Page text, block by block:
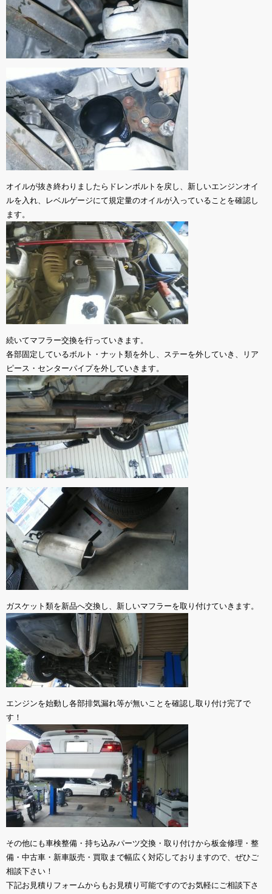
オイルが抜き終わりましたらドレンボルトを戻し、新しいエンジンオイ
ルを入れ、レベルゲージにて規定量のオイルが入っていることを確認し
ます。
続いてマフラー交換を行っていきます。
各部固定しているボルト・ナット類を外し、ステーを外していき、リア
ピース・センターパイプを外していきます。
ガスケット類を新品へ交換し、新しいマフラーを取り付けていきます。
エンジンを始動し各部排気漏れ等が無いことを確認し取り付け完了で
す！
その他にも車検整備・持ち込みパーツ交換・取り付けから板金修理・整
備・中古車・新車販売・買取まで幅広く対応しておりますので、ぜひご
相談下さい！
下記お見積りフォームからもお見積り可能ですのでお気軽にご相談下さ